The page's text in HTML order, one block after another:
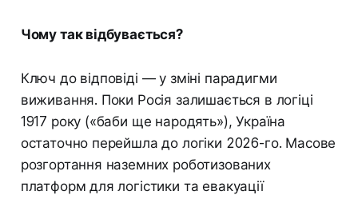
Чому так відбувається?
Ключ до відповіді — у зміні парадигми
виживання. Поки Росія залишається в логіці
1917 року («баби ще народять»), Україна
остаточно перейшла до логіки 2026-го. Масове
розгортання наземних роботизованих
платформ для логістики та евакуації